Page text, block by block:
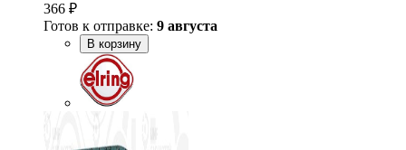
366 ₽
Готов к отправке: 9 августа
В корзину